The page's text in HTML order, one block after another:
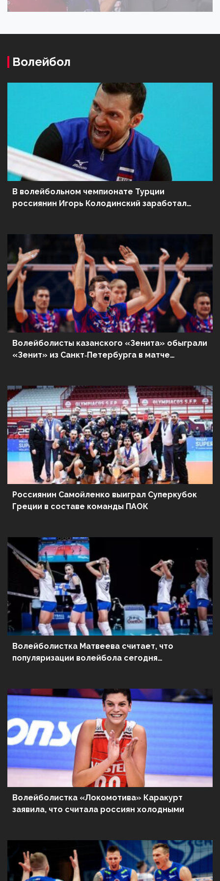
Волейбол
В волейбольном чемпионате Турции
россиянин Игорь Колодинский заработал
Волейболисты казанского «Зенита» обыграли
«Зенит» из Санкт‑Петербурга в матче
Россиянин Самойленко выиграл Суперкубок
Греции в составе команды ПАОК
Волейболистка Матвеева считает, что
популяризации волейбола сегодня
Волейболистка «Локомотива» Каракурт
заявила, что считала россиян холодными